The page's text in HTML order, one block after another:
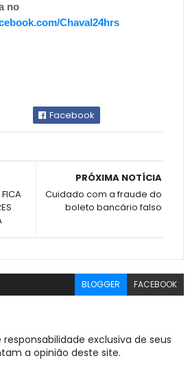
no
Chaval24hrs
Facebook
PRÓXIMA NOTÍCIA
Cuidado com a fraude do
boleto bancário falso
BLOGGER FACEBOOK
exclusiva de seus
a opinião deste site.